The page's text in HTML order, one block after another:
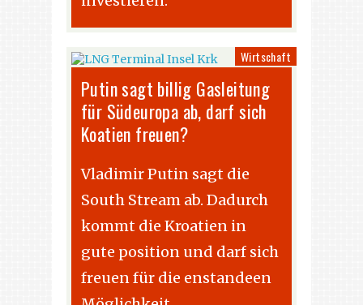
Wirtschaft
Putin sagt billig Gasleitung
für Südeuropa ab, darf sich
Koatien freuen?
Vladimir Putin sagt die
South Stream ab. Dadurch
kommt die Kroatien in
gute position und darf sich
freuen für die enstandeen